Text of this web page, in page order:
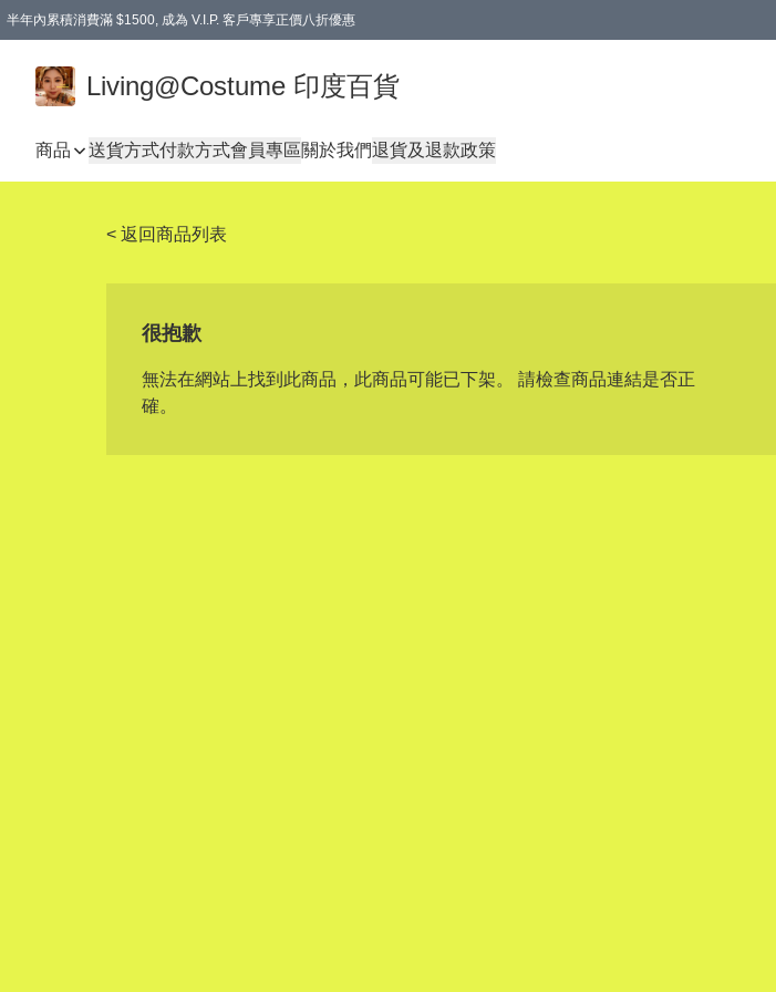
半年內累積消費滿 $1500, 成為 V.I.P. 客戶專享正價八折優惠
Living@Costume 印度百貨
商品 送貨方式付款方式會員專區關於我們退貨及退款政策
< 返回商品列表
很抱歉
無法在網站上找到此商品，此商品可能已下架。 請檢查商品連結是否正
確。